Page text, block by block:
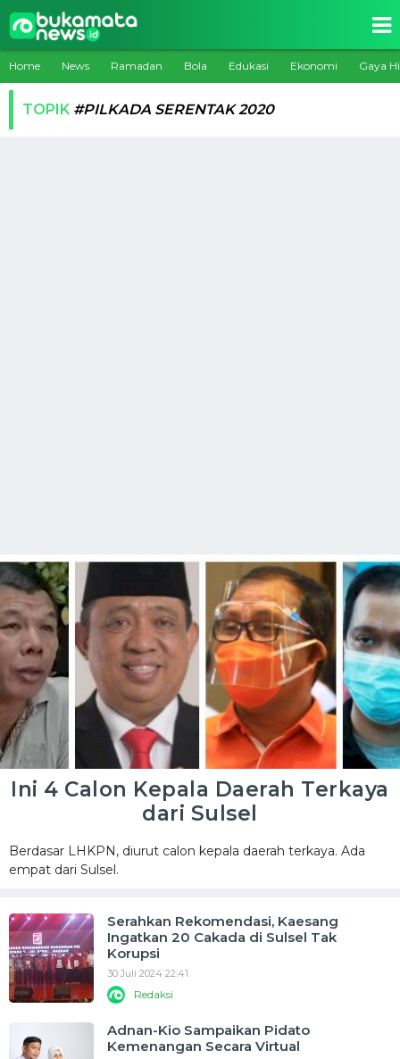
Home News Ramadan Bola Edukasi Ekonomi Gaya
TOPIK #PILKADA SERENTAK 2020
Ini 4 Calon Kepala Daerah Terkaya
dari Sulsel
Berdasar LHKPN, diurut calon kepala daerah terkaya. Ada
empat dari Sulsel.
Serahkan Rekomendasi, Kaesang
Ingatkan 20 Cakada di Sulsel Tak
Korupsi
30 Juli 2024 22:41
Redaksi
Adnan-Kio Sampaikan Pidato
Kemenangan Secara Virtual